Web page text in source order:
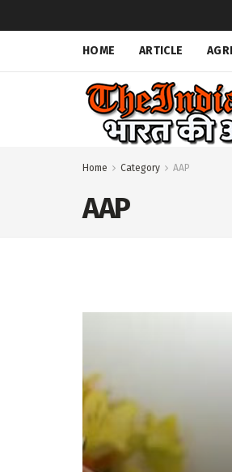
HOME ARTICLE
Home Category AAP
AAP